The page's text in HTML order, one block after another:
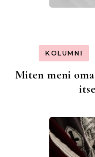
KOLUMNI
Miten meni